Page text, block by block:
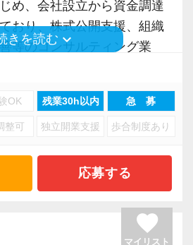
講座の「授業料補助制度」
で、渋谷駅徒歩12分の場所
、建築が好きな所長みずか
なった古代ローマ風のオフ
め、会社設立から資金調達
おり、株式公開支援、組織
等のコンサルティング業
業務を展開しています。
政書士、社会保険労務士、
各士業のネットワークを構
先のどのような経営課題に
決出来る体制を築いていま
きを読む keyboard_arrow_down
OK 残業30h以内 急 募
整可 独立開業支援 歩合制度あり
応募する
favorite
マイリスト